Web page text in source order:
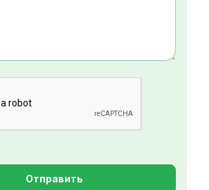
Отправить